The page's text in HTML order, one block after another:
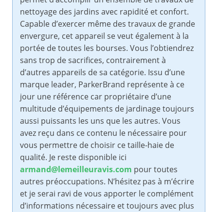
nettoyage des jardins avec rapidité et confort.
Capable d’exercer même des travaux de grande
envergure, cet appareil se veut également à la
portée de toutes les bourses. Vous l’obtiendrez
sans trop de sacrifices, contrairement à
d’autres appareils de sa catégorie. Issu d’une
marque leader, ParkerBrand représente à ce
jour une référence car propriétaire d’une
multitude d’équipements de jardinage toujours
aussi puissants les uns que les autres. Vous
avez reçu dans ce contenu le nécessaire pour
vous permettre de choisir ce taille-haie de
qualité. Je reste disponible ici
armand@lemeilleuravis.com pour toutes
autres préoccupations. N’hésitez pas à m’écrire
et je serai ravi de vous apporter le complément
d’informations nécessaire et toujours avec plus